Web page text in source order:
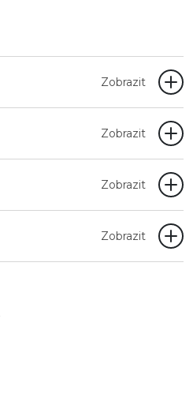
Zobrazit
Zobrazit
Zobrazit
Zobrazit